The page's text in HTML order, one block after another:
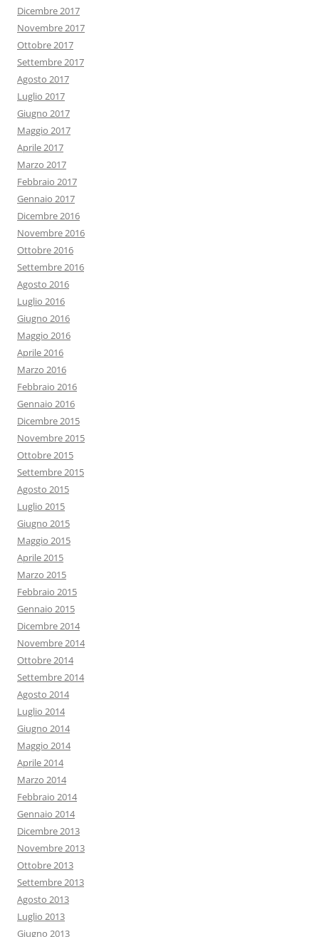
Dicembre 2017
Novembre 2017
Ottobre 2017
Settembre 2017
Agosto 2017
Luglio 2017
Giugno 2017
Maggio 2017
Aprile 2017
Marzo 2017
Febbraio 2017
Gennaio 2017
Dicembre 2016
Novembre 2016
Ottobre 2016
Settembre 2016
Agosto 2016
Luglio 2016
Giugno 2016
Maggio 2016
Aprile 2016
Marzo 2016
Febbraio 2016
Gennaio 2016
Dicembre 2015
Novembre 2015
Ottobre 2015
Settembre 2015
Agosto 2015
Luglio 2015
Giugno 2015
Maggio 2015
Aprile 2015
Marzo 2015
Febbraio 2015
Gennaio 2015
Dicembre 2014
Novembre 2014
Ottobre 2014
Settembre 2014
Agosto 2014
Luglio 2014
Giugno 2014
Maggio 2014
Aprile 2014
Marzo 2014
Febbraio 2014
Gennaio 2014
Dicembre 2013
Novembre 2013
Ottobre 2013
Settembre 2013
Agosto 2013
Luglio 2013
Giugno 2013